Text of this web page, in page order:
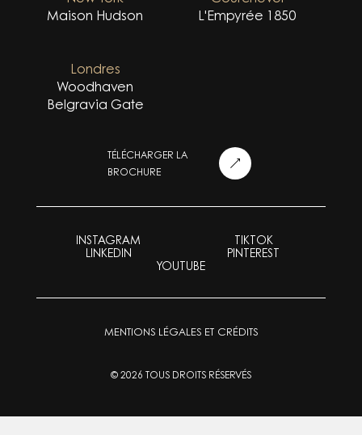
TÉLÉCHARGER LA
BROCHURE
Maison Hudson
Londres
Woodhaven
Belgravia Gate
L'Empyrée 1850
© 2026 TOUS DROITS RÉSERVÉS
MENTIONS LÉGALES ET CRÉDITS
INSTAGRAM
TIKTOK
LINKEDIN
PINTEREST
YOUTUBE